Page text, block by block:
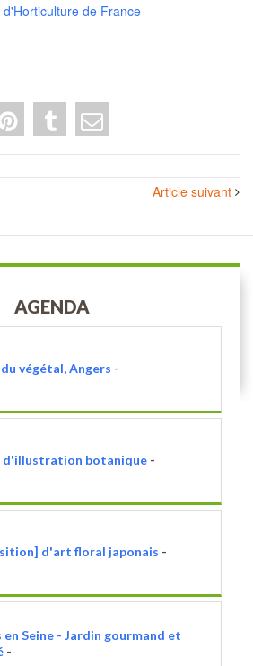
de France
Article suivant
AGENDA
végétal, Angers -
d'illustration botanique -
d'art floral japonais -
en Seine - Jardin gourmand et
-